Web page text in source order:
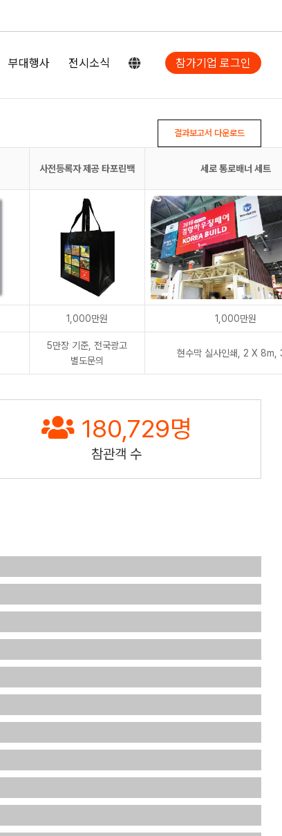
부대행사 전시소식 참가기업 로그인
결과보고서 다운로드
사전등록자 제공 타포린백 세로 통로배너 세트
1,000만원 1,000만원
5만장 기준, 전국광고
별도문의
현수막 실사인쇄, 2 X 8m,
180,729명
참관객 수